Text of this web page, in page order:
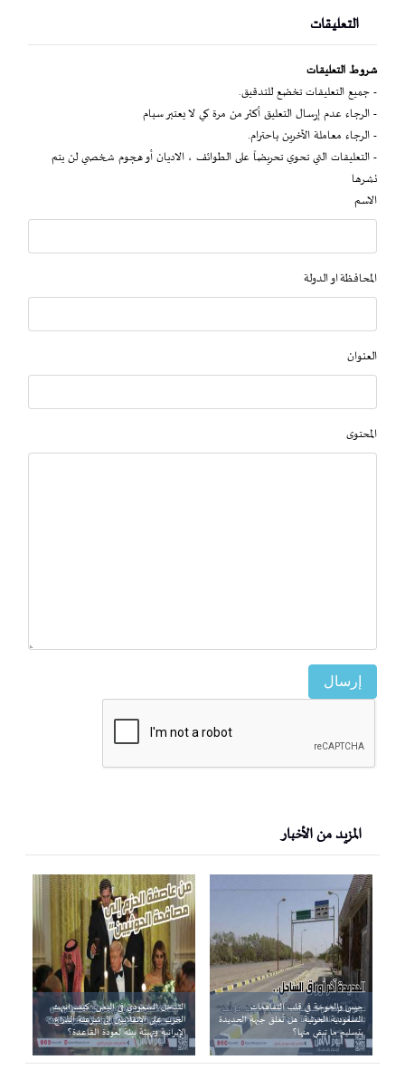
التعليقات
شروط التعليقات
- جميع التعليقات تخضع للتدقيق.
- الرجاء عدم إرسال التعليق أكثر من مرة كي لا يعتبر سبام
- الرجاء معاملة الآخرين باحترام.
- التعليقات التي تحوي تحريضاً على الطوائف ، الاديان أو هجوم شخصي لن يتم
نشرها
الاسم
المحافظة او الدولة
العنوان
المحتوى
إرسال
المزيد من الأخبار
حيس والخوخة في قلب التفاهمات
السعودية الحوثية.. هل تُغلق جبهة الحديدة
بتسليم ما تبقى منها؟
التدخل السعودي في اليمن.. كيف انتهت
الحرب على الانقلابيين إلى شرعنة الذراع
الإيرانية وتهيئة بيئة لعودة القاعدة؟